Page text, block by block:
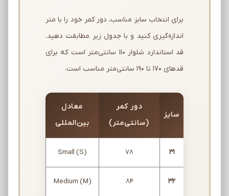
برای انتخاب سایز مناسب، دور کمر خود را با متر
اندازه‌گیری کنید و با جدول زیر مطابقت دهید.
قد استاندارد شلوار 110 سانتی‌متر است که برای
قدهای 170 تا 190 سانتی‌متر مناسب است.
سایز
دور کمر
(سانتی‌متر)
معادل
بین‌المللی
31
78
Small (S)
32
84
Medium (M)